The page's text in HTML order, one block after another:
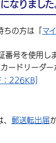
なりました
の方は「 マ
番号を使用し
ードリーダー
：226KB]
郵送転出届